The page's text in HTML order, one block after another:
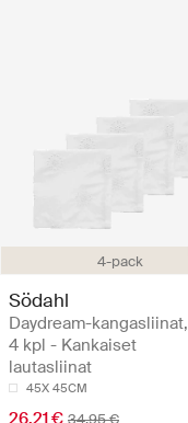
4-pack
Södahl
Daydream-kangasliinat,
4 kpl - Kankaiset
lautasliinat
45X 45CM